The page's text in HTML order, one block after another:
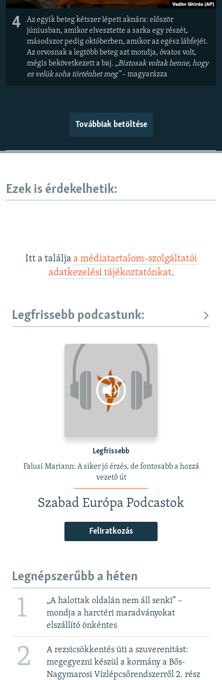
4
Az egyik beteg kétszer lépett aknára: először
júniusban, amikor elvesztette a sarka egy részét,
másodszor pedig októberben, amikor az egész lábfejét.
Az orvosnak a legtöbb beteg azt mondja, óvatos volt,
mégis bekövetkezett a baj. „Biztosak voltak benne, hogy
ez velük soha történhet meg”– magyarázza
Továbbiak betöltése
Ezek is érdekelhetik:
Itt a találja a médiatartalom-szolgáltatói
adatkezelési tájékoztatónkat.
Legfrissebb podcastunk:
Legfrissebb
Falusi Mariann: A siker jó érzés, de fontosabb a hozzá
vezető út
Szabad Európa Podcastok
Feliratkozás
Legnépszerűbb a héten
1
„A halottak oldalán nem áll senki” –
mondja a harctéri maradványokat
elszállító önkéntes
2
A rezsicsökkentés üti a szuverenitást:
megegyezni készül a kormány a Bős-
Nagymarosi Vízlépcsőrendszerről 2. rész